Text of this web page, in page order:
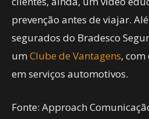
prevenção antes de viajar.
segurados do Bradesco
umClube de Vantagens, com
em serviços automotivos.
Fonte: Approach